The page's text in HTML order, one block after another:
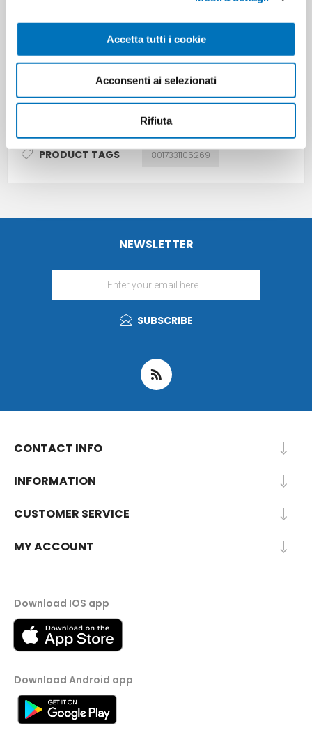
Accetta tutti i cookie
Acconsenti ai selezionati
Rifiuta
Cartons for layer
Minimum sale
PRODUCT TAGS 8017331105269
NEWSLETTER
SUBSCRIBE
CONTACT INFO
INFORMATION
CUSTOMER SERVICE
MY ACCOUNT
Download IOS app
Download Android app